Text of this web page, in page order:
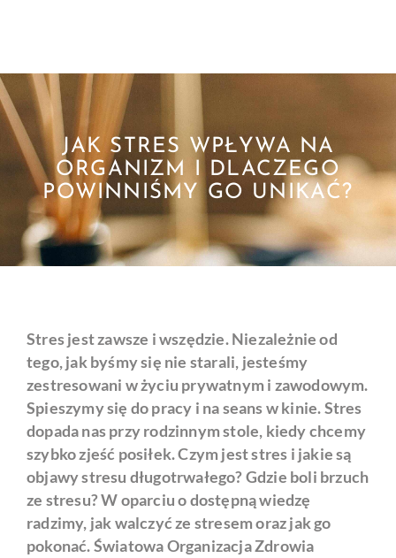
JAK STRES WPŁYWA NA
ORGANIZM I DLACZEGO
POWINNIŚMY GO UNIKAĆ?
Stres jest zawsze i wszędzie. Niezależnie od
tego, jak byśmy się nie starali, jesteśmy
zestresowani w życiu prywatnym i zawodowym.
Spieszymy się do pracy i na seans w kinie. Stres
dopada nas przy rodzinnym stole, kiedy chcemy
szybko zjeść posiłek. Czym jest stres i jakie są
objawy stresu długotrwałego? Gdzie boli brzuch
ze stresu? W oparciu o dostępną wiedzę
radzimy, jak walczyć ze stresem oraz jak go
pokonać. Światowa Organizacja Zdrowia